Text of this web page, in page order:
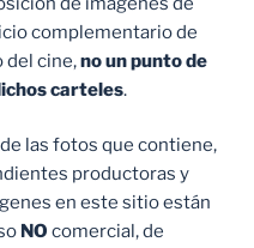
complementario de
del cine,no un punto de
carteles.
las fotos que contiene,
productoras y
en este sitio están
NO comercial, de